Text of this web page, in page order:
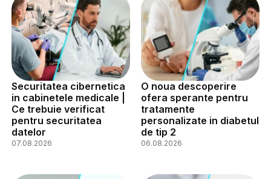
Securitatea cibernetica
in cabinetele medicale |
Ce trebuie verificat
pentru securitatea
datelor
07.08.2026
O noua descoperire
ofera sperante pentru
tratamente
personalizate in diabetul
de tip 2
06.08.2026